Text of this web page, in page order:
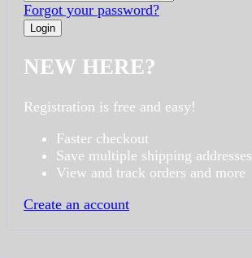
Forgot your password?
NEW HERE?
Registration is free and easy!
Faster checkout
Save multiple shipping addresses
View and track orders and more
Create an account